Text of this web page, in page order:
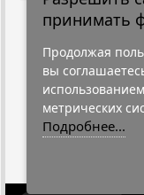
Подпишитесь
Нажимая на
персональных
принимать
Продолжая
вы
метрических
Подробнее...